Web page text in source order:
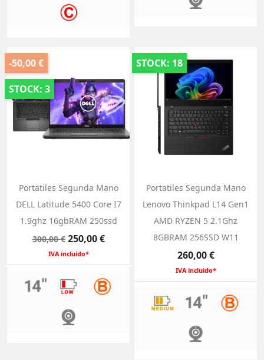
-50,00 €
STOCK: 3
Portatiles Segunda Mano
DELL Latitude 5400 Core I7
1.9ghz 16gbRAM 250ssd
Precio
base
300,00 € Precio
250,00 €
IVA incluido*
STOCK: 18
Portatiles Segunda Mano
Lenovo Thinkpad L14 Gen1
AMD RYZEN 5 2.1Ghz
8GBRAM 256SSD W11
Precio
260,00 €
IVA incluido*